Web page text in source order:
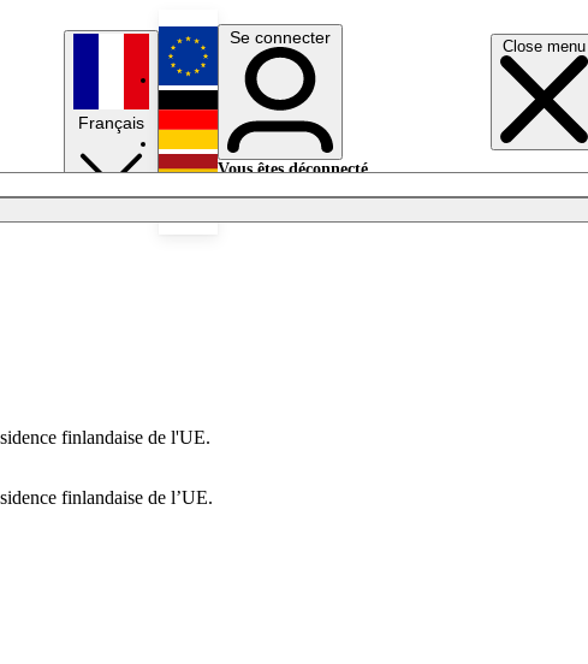
Close menu
Français
English
Deutsch
Se connecter
Vous êtes déconnecté.
finlandaise de l'UE.
finlandaise de l’UE.